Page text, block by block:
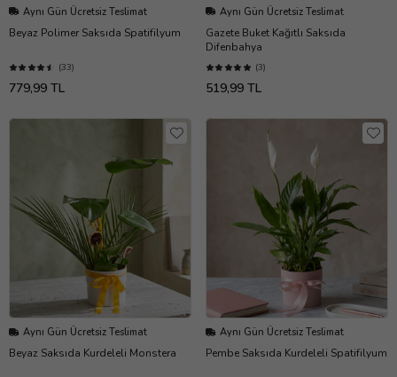
Aynı Gün Ücretsiz Teslimat
Beyaz Polimer Saksıda Spatifilyum
(33)
779,99 TL
Aynı Gün Ücretsiz Teslimat
Gazete Buket Kağıtlı Saksıda
Difenbahya
(3)
519,99 TL
Aynı Gün Ücretsiz Teslimat
Beyaz Saksıda Kurdeleli Monstera
Aynı Gün Ücretsiz Teslimat
Pembe Saksıda Kurdeleli Spatifilyum